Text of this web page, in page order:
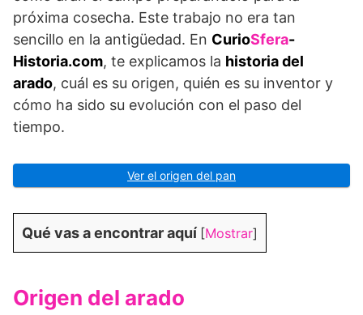
próxima cosecha. Este trabajo no era tan
sencillo en la antigüedad. En CurioSfera-
Historia.com, te explicamos la historia del
arado, cuál es su origen, quién es su inventor y
cómo ha sido su evolución con el paso del
tiempo.
Ver el origen del pan
Qué vas a encontrar aquí [Mostrar]
Origen del arado